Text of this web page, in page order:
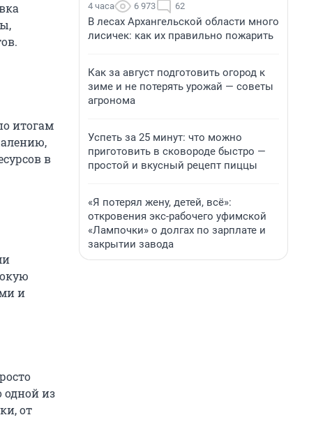
итогам
в
и
одной из
от
4 часа 6 973 62
В лесах Архангельской области много
лисичек: как их правильно пожарить
Как за август подготовить огород к
зиме и не потерять урожай — советы
агронома
Успеть за 25 минут: что можно
приготовить в сковороде быстро —
простой и вкусный рецепт пиццы
«Я потерял жену, детей, всё»:
откровения экс-рабочего уфимской
«Лампочки» о долгах по зарплате и
закрытии завода